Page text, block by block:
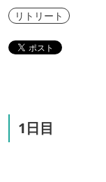
リトリート
1日目